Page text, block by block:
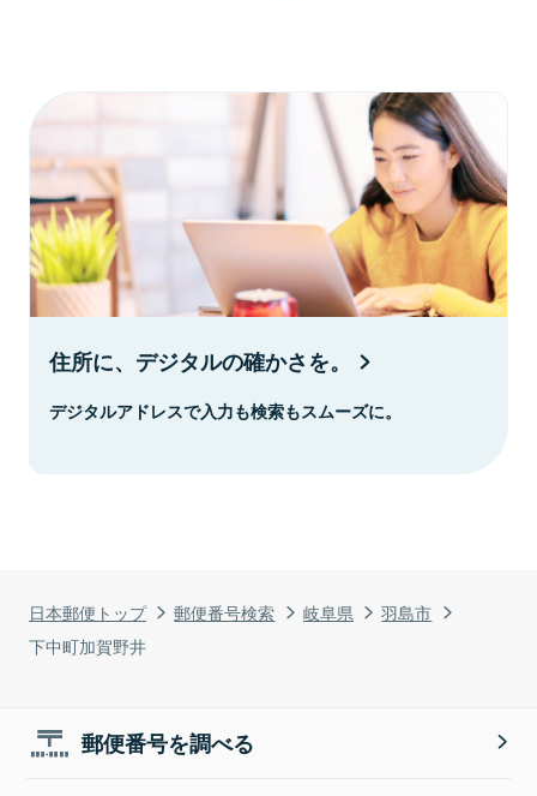
日本郵便トップ 郵便番号検索 岐阜県
羽島市
下中町加賀野井
住所に、デジタルの確かさを。
デジタルアドレスで入力も検索もスムーズに。
郵便番号を調べる